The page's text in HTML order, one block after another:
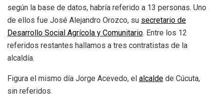
según la base de datos, habría referido a 13 personas. Uno
de ellos fue José Alejandro Orozco, su secretario de
Desarrollo Social Agrícola y Comunitario. Entre los 12
referidos restantes hallamos a tres contratistas de la
alcaldía.
Figura el mismo día Jorge Acevedo, el alcalde de Cúcuta,
sin referidos.